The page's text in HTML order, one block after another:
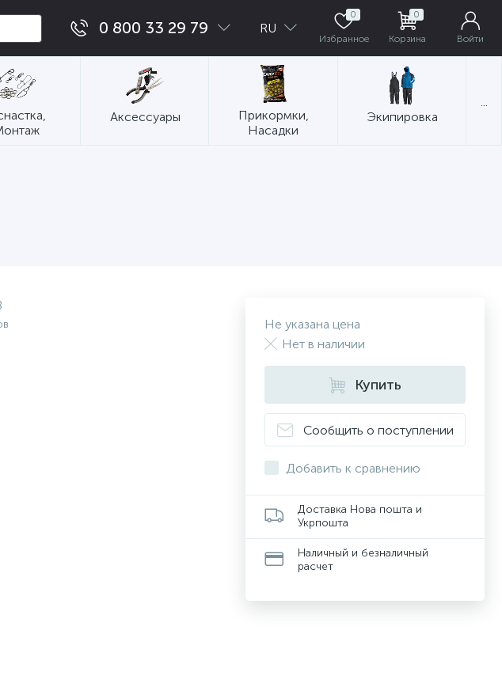
0 800 33 29 79 RU
0
Избранное
0
Корзина Войти
Аксессуары
Прикормки,
Насадки
Экипировка
Не указана цена
Нет в наличии
Купить
Сообщить о поступлении
Добавить к сравнению
Доставка Нова пошта и
Укрпошта
Наличный и безналичный
расчет